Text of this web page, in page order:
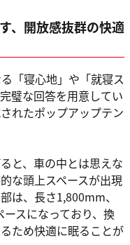
、開放感抜群の快適
「寝心地」や「就寝ス
璧な回答を用意してい
れたポップアップテン
と、車の中とは思えな
な頭上スペースが出現
は、長さ1,800mm、
スになっており、換
ため快適に眠ることが